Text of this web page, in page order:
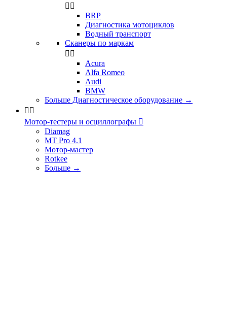
 
BRP
Диагностика мотоциклов
Водный транспорт
Сканеры по маркам
 
Acura
Alfa Romeo
Audi
BMW
Больше Диагностическое оборудование →
 
Мотор-тестеры и осциллографы 
Diamag
MT Pro 4.1
Мотор-мастер
Rotkee
Больше →